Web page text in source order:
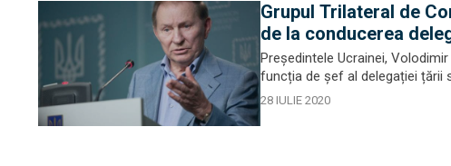
Grupul Trilateral de
de la conducerea
Președintele Ucrainei,
funcția de șef al delegației țării
28 IULIE 2020